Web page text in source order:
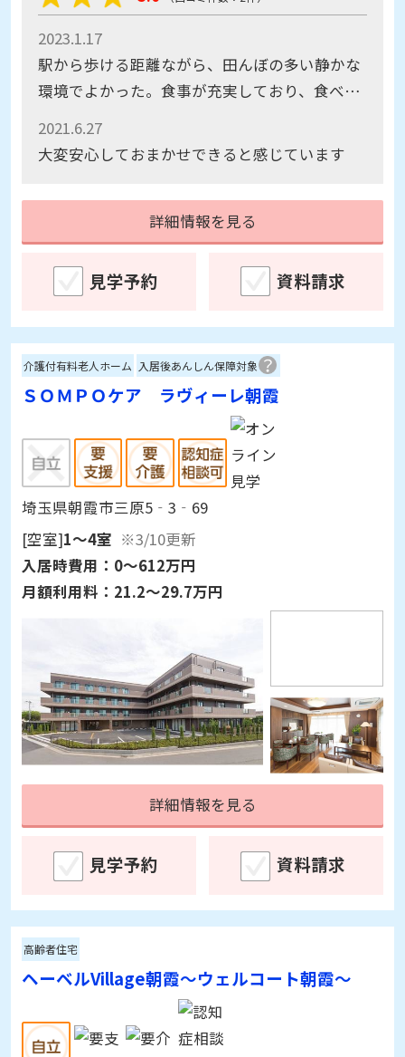
2023.1.17
駅から歩ける距離ながら、田んぼの多い静かな
環境でよかった。食事が充実しており、食べる
が飲めることが、父が喜びそうだと感じた。満
2021.6.27
大変安心しておまかせできると感じています
詳細情報を見る
見学予約 資料請求
介護付有料老人ホーム 入居後あんしん保障対象
ＳＯＭＰＯケア ラヴィーレ朝霞
埼玉県朝霞市三原5‐3‐69
[空室]1～4室 ※3/10更新
入居時費用： 0～612万円
月額利用料： 21.2～29.7万円
詳細情報を見る
高齢者住宅
ヘーベルVillage朝霞～ウェルコート朝霞～
埼玉県朝霞市幸町1‐3‐3